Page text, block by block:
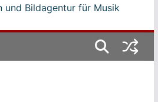
und Bildagentur für Musik